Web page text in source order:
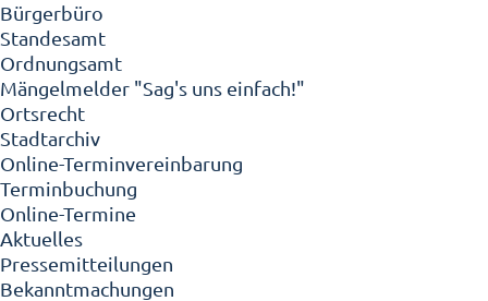
Bürgerbüro
Standesamt
Ordnungsamt
Mängelmelder "Sag's uns einfach!"
Ortsrecht
Stadtarchiv
Online-Terminvereinbarung
Terminbuchung
Online-Termine
Aktuelles
Pressemitteilungen
Bekanntmachungen